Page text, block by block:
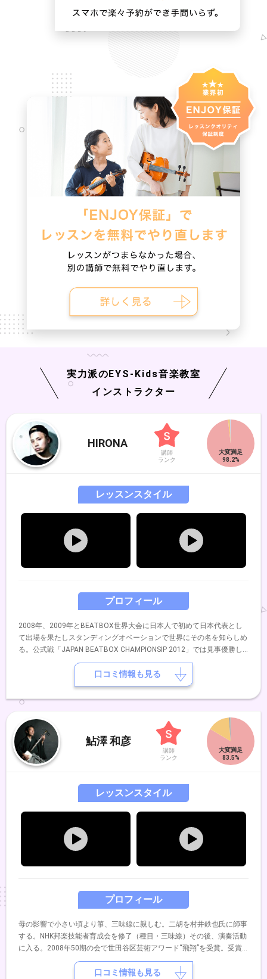
実力派のEYS-Kids音楽教室
インストラクター
HIRONA
講師
ランク
プロフィール
2008年、2009年とBEATBOX世界大会に日本人で初めて日本代表とし
て出場を果たしスタンディングオベーションで世界にその名を知らしめ
る。公式戦「JAPAN BEATBOX CHAMPIONSIP 2012」では見事優勝し
日本一に輝やく。 2014年5月EXILEのUSAプロデュースDANCE EARTH
PROJECT舞台「Changes」全21公演にEXILEのUSA直々にスカウトが
あり参加。 2015年2月には100組を越える様々なパフォーマーが参加し
「WORLD BEATBOX CHAMPIONSIP 2015」に日本代表として出場。 現
在は様々なアーティストやパフォーマーとコラボレーションをして
BEATBOXの可能性を追求している。 その他、TV、RADIO、メディア
にて出演中。
レッスンスタイル
口コミ情報も見る
鮎澤 和彦
講師
ランク
プロフィール
母の影響で小さい頃より箏、三味線に親しむ。二胡を村井鉄也氏に師事
する。NHK邦楽技能者育成会を修了（種目・三味線）その後、演奏活動
に入る。2008年50期の会で世田谷区芸術アワード“飛翔”を受賞。受賞
公演では、韓国のコムンゴ・サンジョを三味線で演奏し好評を博す。
レッスンスタイル
口コミ情報も見る